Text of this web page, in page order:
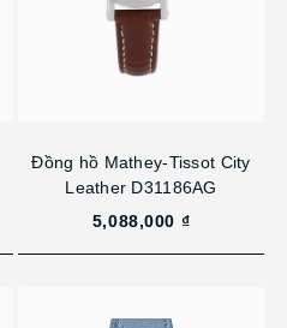
Đồng hồ Mathey-Tissot City
Leather D31186AG
5,088,000 ₫